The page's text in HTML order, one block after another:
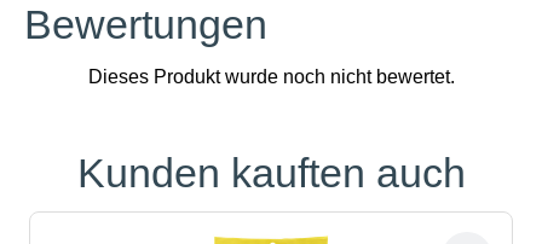
Bewertungen
Produktgalerie überspringen
Kunden kauften auch